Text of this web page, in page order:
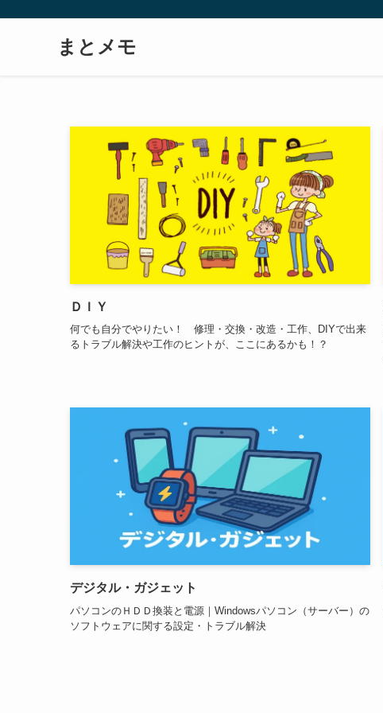
まとメモ
ＤＩＹ
何でも自分でやりたい！ 修理・交換・改造・工作、DIYで出来
るトラブル解決や工作のヒントが、ここにあるかも！？
デジタル・ガジェット
パソコンのＨＤＤ換装と電源｜Windowsパソコン（サーバー）の
ソフトウェアに関する設定・トラブル解決